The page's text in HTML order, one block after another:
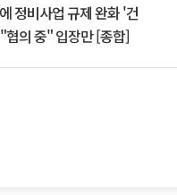
정비사업 규제 완화 '건
의 중" 입장만 [종합]